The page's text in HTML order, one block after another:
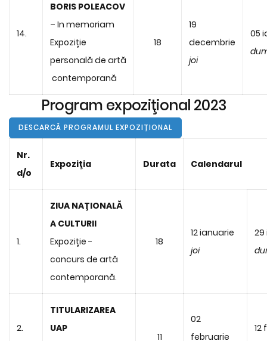
14.
BORIS POLEACOV
– In memoriam
Expoziție
personală de artă
contemporană
18
19
decembrie
joi
05
Program expoziţional 2023
DESCARCĂ PROGRAMUL EXPOZIŢIONAL
Nr.
d/o
Expoziţia Durata Calendarul
1.
ZIUA NAŢIONALĂ
A CULTURII
Expoziție -
concurs de artă
contemporană.
18
12 ianuarie
joi
29
2.
TITULARIZAREA
UAP
11
02
februarie
12